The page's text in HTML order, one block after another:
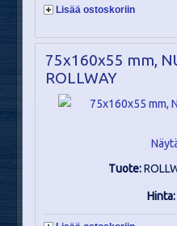
Lisää ostoskoriin
75x160x55 mm,
ROLLWAY
Tuote:
Hinta: